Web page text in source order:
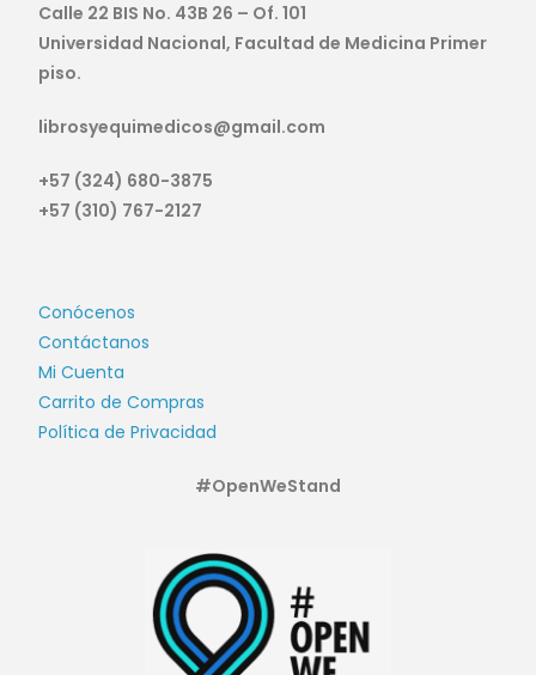
Calle 22 BIS No. 43B 26 – Of. 101
Universidad Nacional, Facultad de Medicina Primer
piso.
librosyequimedicos@gmail.com
+57 (324) 680-3875
+57 (310) 767-2127
Conócenos
Contáctanos
Mi Cuenta
Carrito de Compras
Política de Privacidad
#OpenWeStand